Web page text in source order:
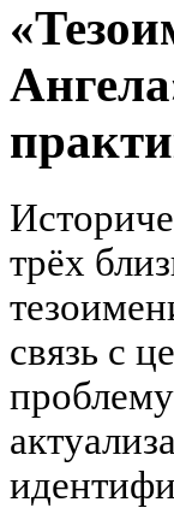
трёх
связь с